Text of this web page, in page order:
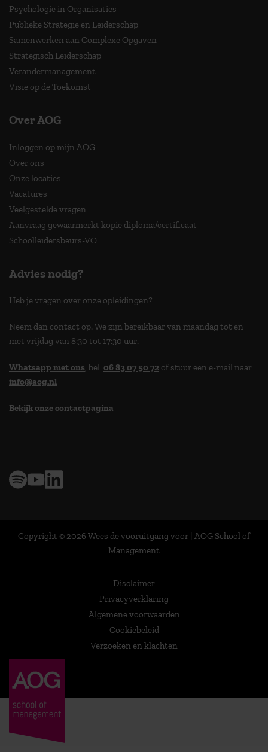
Psychologie in Organisaties
Publieke Strategie en Leiderschap
Samenwerken aan Complexe Opgaven
Strategisch Leiderschap
Verandermanagement
Visie op de Toekomst
Over AOG
Inloggen op mijn AOG
Over ons
Onze locaties
Vacatures
Veelgestelde vragen
Aanvraag gewaarmerkt kopie diploma/certificaat
Schoolleidersbeurs-VO
Advies nodig?
Heb je vragen over onze opleidingen?
Neem dan contact op. We zijn bereikbaar van maandag tot en
met vrijdag van 8:30 tot 17:30 uur.
Whatsapp met ons, bel 06 83 07 50 72 of stuur een e-mail naar
info@aog.nl
Bekijk onze contactpagina
Copyright © 2026 Wees de vooruitgang voor | AOG School of
Management
Disclaimer
Privacyverklaring
Algemene voorwaarden
Cookiebeleid
Verzoeken en klachten